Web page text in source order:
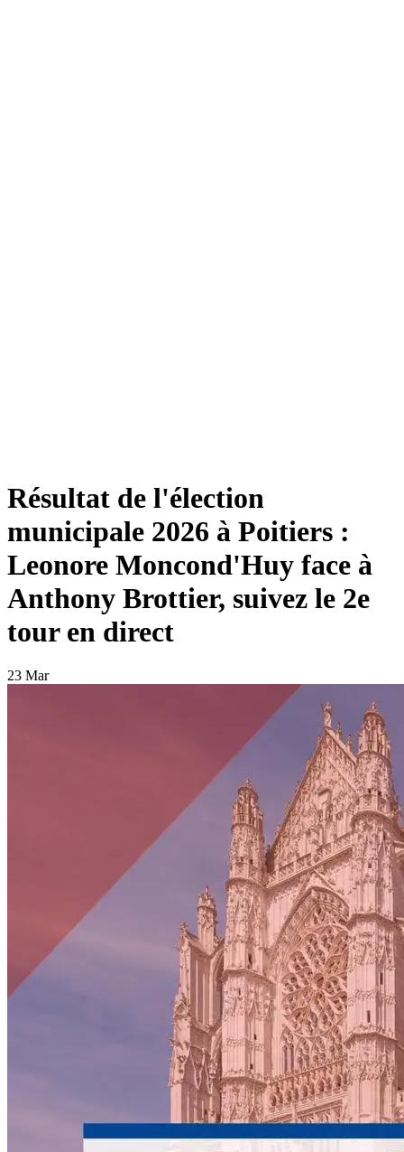
Résultat de l'élection
municipale 2026 à Poitiers :
Leonore Moncond'Huy face à
Anthony Brottier, suivez le 2e
tour en direct
23 Mar